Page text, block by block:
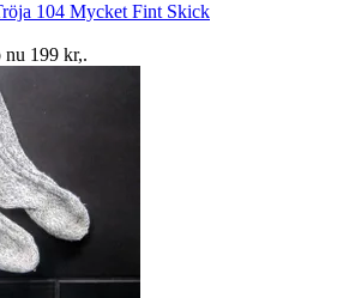
104 Mycket Fint Skick
nu 199 kr,.